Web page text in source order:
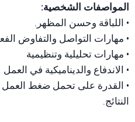
المواصفات الشخصية:
• اللباقة وحسن المظهر.
• مهارات التواصل والتفاوض
• مهارات تحليلية وتنظيمية
• الاندفاع والديناميكية في العمل
• القدرة على تحمل ضغط العمل
النتائج.